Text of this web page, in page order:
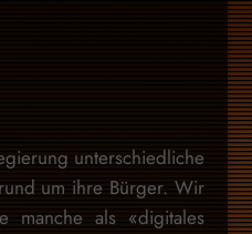
unterschiedliche
um ihre Bürger. Wir
manche als «digitales